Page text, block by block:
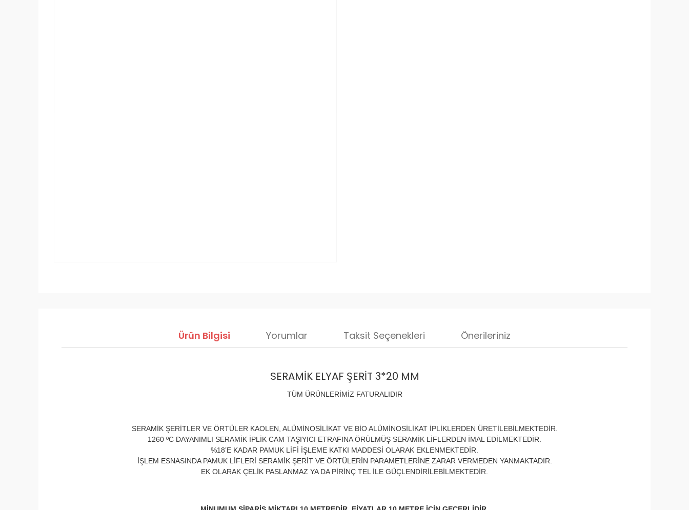
Ürün Bilgisi Yorumlar Taksit Seçenekleri Önerileriniz
SERAMİK ELYAF ŞERİT 3*20 MM
TÜM ÜRÜNLERİMİZ FATURALIDIR
SERAMİK ŞERİTLER VE ÖRTÜLER KAOLEN, ALÜMİNOSİLİKAT VE BİO ALÜMİNOSİLİKAT İPLİKLERDEN ÜRETİLEBİLMEKTEDİR.
1260 ºC DAYANIMLI SERAMİK İPLİK CAM TAŞIYICI ETRAFINA ÖRÜLMÜŞ SERAMİK LİFLERDEN İMAL EDİLMEKTEDİR.
%18’E KADAR PAMUK LİFİ İŞLEME KATKI MADDESİ OLARAK EKLENMEKTEDİR.
İŞLEM ESNASINDA PAMUK LİFLERİ SERAMİK ŞERİT VE ÖRTÜLERİN PARAMETLERİNE ZARAR VERMEDEN YANMAKTADIR.
EK OLARAK ÇELİK PASLANMAZ YA DA PİRİNÇ TEL İLE GÜÇLENDİRİLEBİLMEKTEDİR.